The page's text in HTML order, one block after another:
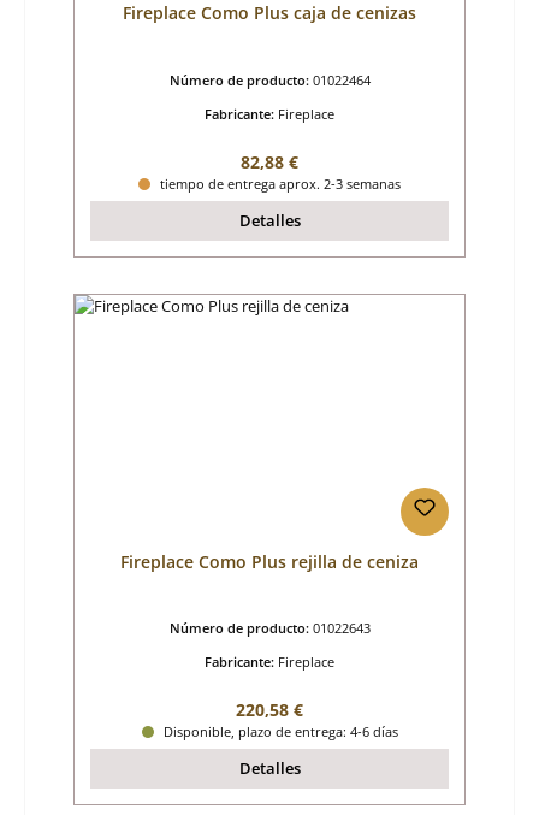
Fireplace Como Plus caja de cenizas
Número de producto: 01022464
Fabricante: Fireplace
Precio normal:
82,88 €
tiempo de entrega aprox. 2-3 semanas
Detalles
Fireplace Como Plus rejilla de ceniza
Número de producto: 01022643
Fabricante: Fireplace
Precio normal:
220,58 €
Disponible, plazo de entrega: 4-6 días
Detalles